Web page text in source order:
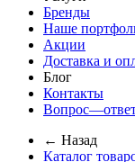
Бренды
Наше
Акции
Доставка и
Блог
Контакты
← Назад
Каталог